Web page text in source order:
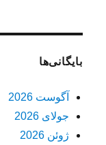
بایگانی‌ها
آگوست 2026
جولای 2026
ژوئن 2026